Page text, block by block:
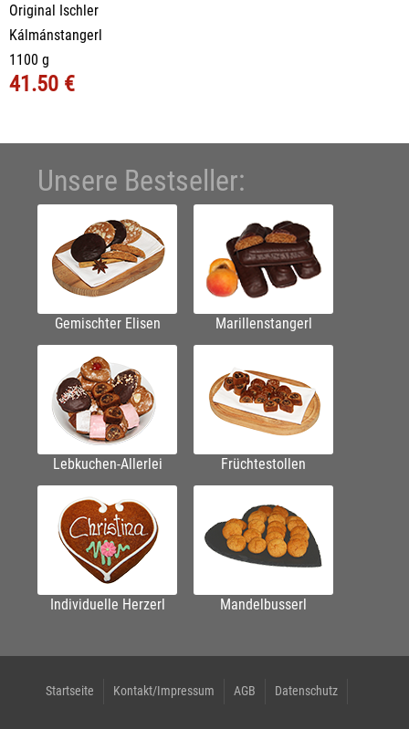
Original Ischler
Kálmánstangerl
1100 g
41.50 €
Unsere Bestseller:
Gemischter Elisen Marillenstangerl
Lebkuchen-Allerlei Früchtestollen
Individuelle Herzerl Mandelbusserl
Startseite Kontakt/Impressum AGB Datenschutz